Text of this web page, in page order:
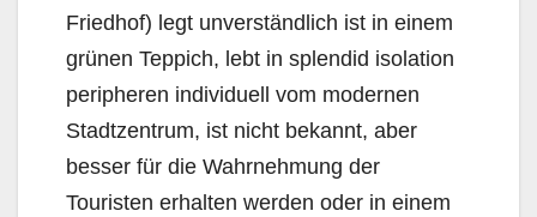
Friedhof) legt unverständlich ist in einem
grünen Teppich, lebt in splendid isolation
peripheren individuell vom modernen
Stadtzentrum, ist nicht bekannt, aber
besser für die Wahrnehmung der
Touristen erhalten werden oder in einem